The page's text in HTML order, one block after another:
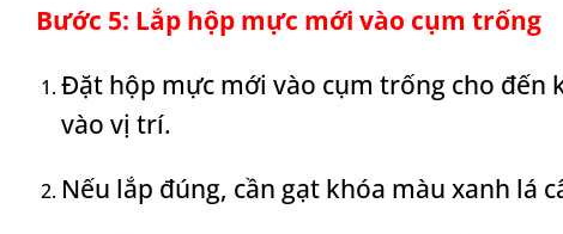
Bước 5: Lắp hộp mực mới vào cụm trống
Đặt hộp mực mới vào cụm trống cho đến
vào vị trí.
Nếu lắp đúng, cần gạt khóa màu xanh lá